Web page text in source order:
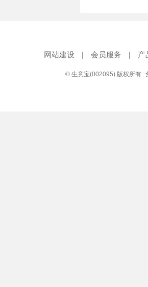
网站建设 | 会员服务 | 产
© 生意宝(002095) 版权所有